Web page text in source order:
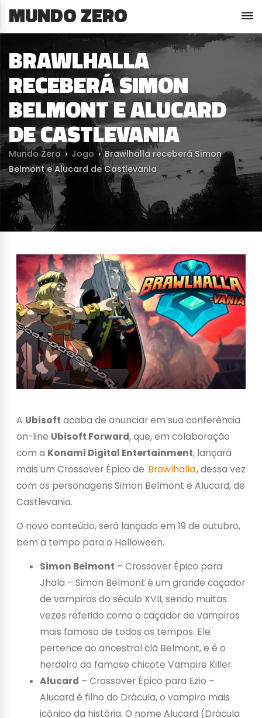
MUNDO ZERO
BRAWLHALLA
RECEBERÁ SIMON
BELMONT E ALUCARD
DE CASTLEVANIA
Mundo Zero › Jogo › Brawlhalla receberá Simon
Belmont e Alucard de Castlevania
A Ubisoft acaba de anunciar em sua conferência
on-line Ubisoft Forward, que, em colaboração
com a Konami Digital Entertainment, lançará
mais um Crossover Épico de Brawlhalla, dessa vez
com os personagens Simon Belmont e Alucard, de
Castlevania.
O novo conteúdo, será lançado em 19 de outubro,
bem a tempo para o Halloween.
Simon Belmont – Crossover Épico para
Jhala – Simon Belmont é um grande caçador
de vampiros do século XVII, sendo muitas
vezes referido como o caçador de vampiros
mais famoso de todos os tempos. Ele
pertence ao ancestral clã Belmont, e é o
herdeiro do famoso chicote Vampire Killer.
Alucard – Crossover Épico para Ezio –
Alucard é filho do Drácula, o vampiro mais
icônico da história. O nome Alucard (Drácula